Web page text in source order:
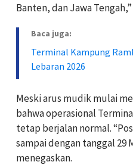
Banten, dan Jawa
Baca juga:
Terminal Kampung
Lebaran 2026
Meski arus mudik mulai
bahwa operasional
tetap berjalan normal.
sampai dengan tanggal 29
menegaskan.